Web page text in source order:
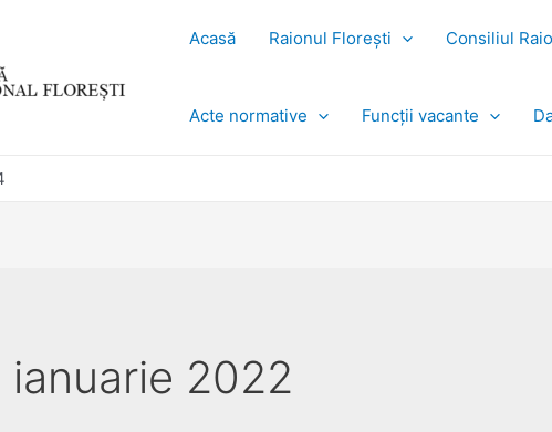
Acasă Raionul Florești Consiliul
Acte normative Funcții vacante
ianuarie 2022